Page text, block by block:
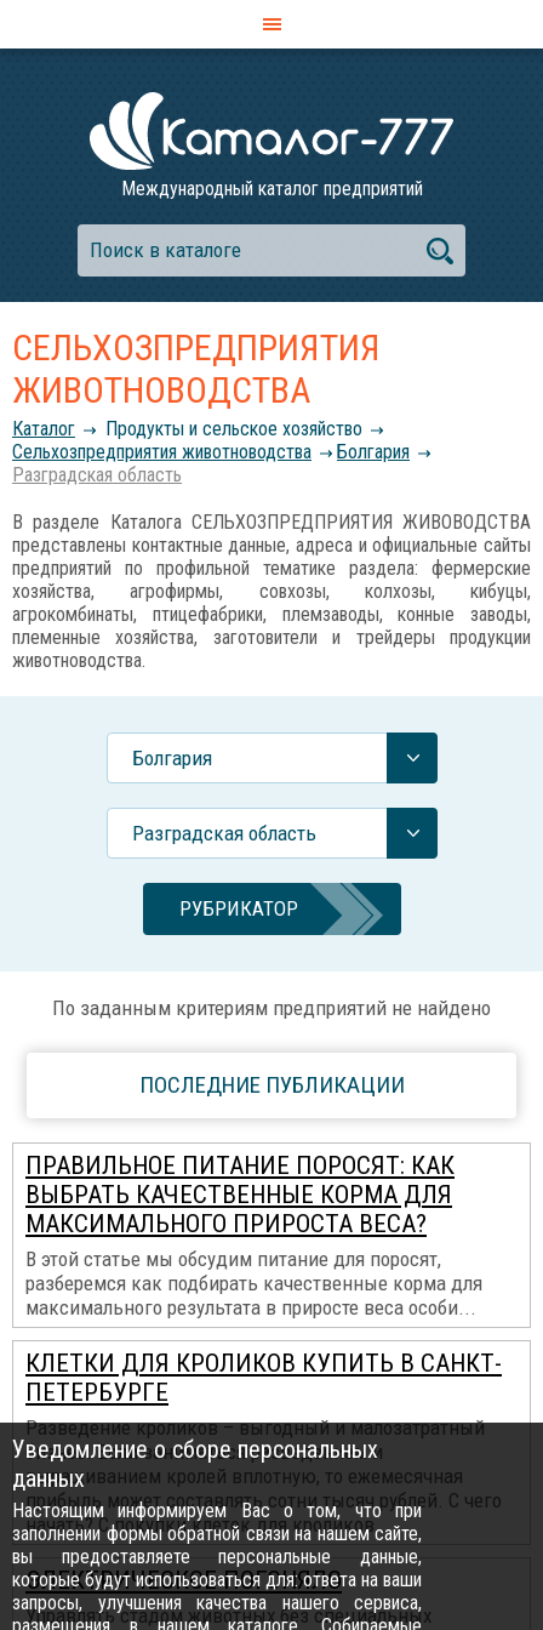
Международный каталог предприятий
СЕЛЬХОЗПРЕДПРИЯТИЯ
ЖИВОТНОВОДСТВА
Каталог
Продукты и сельское хозяйство
Сельхозпредприятия животноводства
Болгария
Разградская область
В разделе Каталога СЕЛЬХОЗПРЕДПРИЯТИЯ ЖИВОВОДСТВА
представлены контактные данные, адреса и официальные сайты
предприятий по профильной тематике раздела: фермерские
хозяйства, агрофирмы, совхозы, колхозы, кибуцы,
агрокомбинаты, птицефабрики, племзаводы, конные заводы,
племенные хозяйства, заготовители и трейдеры продукции
животноводства.
Болгария
Разградская область
РУБРИКАТОР
По заданным критериям предприятий не найдено
ПОСЛЕДНИЕ ПУБЛИКАЦИИ
ПРАВИЛЬНОЕ ПИТАНИЕ ПОРОСЯТ: КАК
ВЫБРАТЬ КАЧЕСТВЕННЫЕ КОРМА ДЛЯ
МАКСИМАЛЬНОГО ПРИРОСТА ВЕСА?
В этой статье мы обсудим питание для поросят,
разберемся как подбирать качественные корма для
максимального результата в приросте веса особи...
КЛЕТКИ ДЛЯ КРОЛИКОВ КУПИТЬ В САНКТ-
ПЕТЕРБУРГЕ
Разведение кроликов – выгодный и малозатратный
бизнес. Если заниматься разведением и
выращиванием кролей вплотную, то ежемесячная
прибыль может составлять сотни тысяч рублей. С чего
начать? С покупки клеток для кроликов...
ЭЛЕКТРИЧЕСКОЕ ПОГОНЯЛО
Управлять стадом животных без специальных
Уведомление о сборе персональных
данных
Настоящим информируем Вас о том, что при
заполнении формы обратной связи на нашем сайте,
вы предоставляете персональные данные,
которые будут использоваться для: ответа на ваши
запросы, улучшения качества нашего сервиса,